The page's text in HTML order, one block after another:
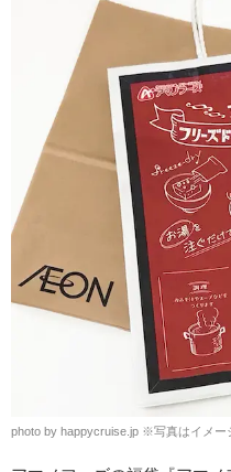
photo by happycruise.jp ※写真はイメー